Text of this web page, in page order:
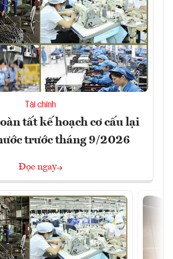
Tài chính
tất kế hoạch cơ cấu lại
trước tháng 9/2026
Đọc ngay